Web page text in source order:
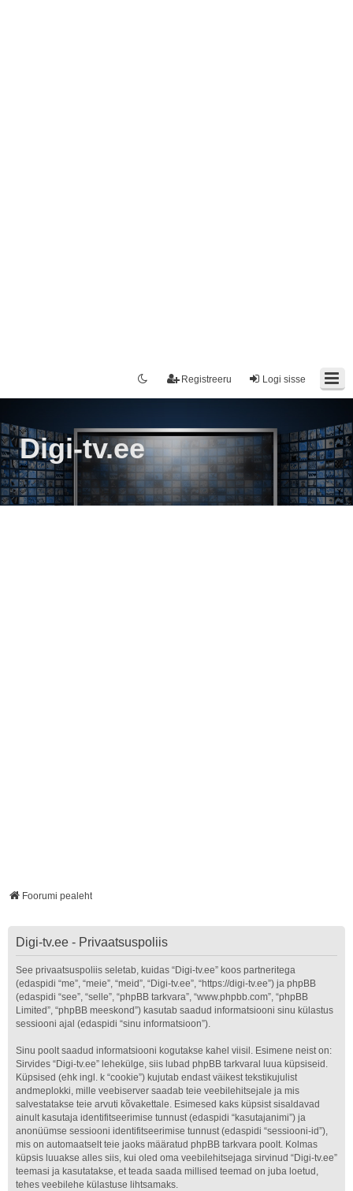
Logi sisse
Registreeru
Digi-tv.ee
Foorumi pealeht
Digi-tv.ee - Privaatsuspoliis
See privaatsuspoliis seletab, kuidas “Digi-tv.ee” koos partneritega
(edaspidi “me”, “meie”, “meid”, “Digi-tv.ee”, “https://digi-tv.ee”) ja phpBB
(edaspidi “see”, “selle”, “phpBB tarkvara”, “www.phpbb.com”, “phpBB
Limited”, “phpBB meeskond”) kasutab saadud informatsiooni sinu külastus
sessiooni ajal (edaspidi “sinu informatsioon”).
Sinu poolt saadud informatsiooni kogutakse kahel viisil. Esimene neist on:
Sirvides “Digi-tv.ee” lehekülge, siis lubad phpBB tarkvaral luua küpsiseid.
Küpsised (ehk ingl. k “cookie”) kujutab endast väikest tekstikujulist
andmeplokki, mille veebiserver saadab teie veebilehitsejale ja mis
salvestatakse teie arvuti kõvakettale. Esimesed kaks küpsist sisaldavad
ainult kasutaja identifitseerimise tunnust (edaspidi “kasutajanimi”) ja
anonüümse sessiooni identifitseerimise tunnust (edaspidi “sessiooni-id”),
mis on automaatselt teie jaoks määratud phpBB tarkvara poolt. Kolmas
küpsis luuakse alles siis, kui oled oma veebilehitsejaga sirvinud “Digi-tv.ee”
teemasi ja kasutatakse, et teada saada millised teemad on juba loetud,
tehes veebilehe külastuse lihtsamaks.